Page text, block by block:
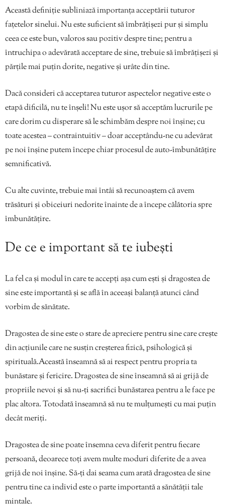
Această definiție subliniază importanța acceptării tuturor
fațetelor sinelui. Nu este suficient să îmbrățișezi pur și simplu
ceea ce este bun, valoros sau pozitiv despre tine; pentru a
întruchipa o adevărată acceptare de sine, trebuie să îmbrățișezi și
părțile mai puțin dorite, negative și urâte din tine.
Dacă consideri că acceptarea tuturor aspectelor negative este o
etapă dificilă, nu te înșeli! Nu este ușor să acceptăm lucrurile pe
care dorim cu disperare să le schimbăm despre noi înșine; cu
toate acestea – contraintuitiv – doar acceptându-ne cu adevărat
pe noi înșine putem începe chiar procesul de auto-îmbunătățire
semnificativă.
Cu alte cuvinte, trebuie mai întâi să recunoaștem că avem
trăsături și obiceiuri nedorite înainte de a începe călătoria spre
îmbunătățire.
De ce e important să te iubești
La fel ca și modul în care te accepți așa cum ești și dragostea de
sine este importantă și se află în aceeași balanță atunci când
vorbim de sănătate.
Dragostea de sine este o stare de apreciere pentru sine care crește
din acțiunile care ne susțin creșterea fizică, psihologică și
spirituală.Această înseamnă să ai respect pentru propria ta
bunăstare și fericire. Dragostea de sine înseamnă să ai grijă de
propriile nevoi și să nu-ți sacrifici bunăstarea pentru a le face pe
plac altora. Totodată înseamnă să nu te mulțumești cu mai puțin
decât meriți.
Dragostea de sine poate însemna ceva diferit pentru fiecare
persoană, deoarece toți avem multe moduri diferite de a avea
grijă de noi înșine. Să-ți dai seama cum arată dragostea de sine
pentru tine ca individ este o parte importantă a sănătății tale
mintale.